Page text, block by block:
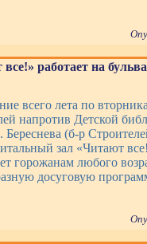
работает на
всего лета по
напротив Детской
(б-р
зал «Читают
горожанам любого
досуговую